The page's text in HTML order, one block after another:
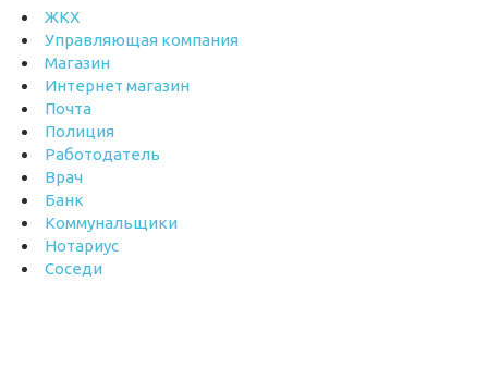
ЖКХ
Управляющая компания
Магазин
Интернет магазин
Почта
Полиция
Работодатель
Врач
Банк
Коммунальщики
Нотариус
Соседи